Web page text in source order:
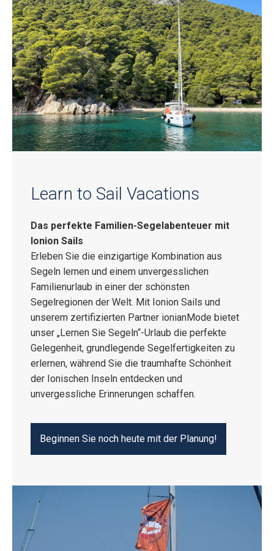
Learn to Sail Vacations
Das perfekte Familien-Segelabenteuer mit
Ionion Sails
Erleben Sie die einzigartige Kombination aus
Segeln lernen und einem unvergesslichen
Familienurlaub in einer der schönsten
Segelregionen der Welt. Mit Ionion Sails und
unserem zertifizierten Partner ionianMode bietet
unser „Lernen Sie Segeln“-Urlaub die perfekte
Gelegenheit, grundlegende Segelfertigkeiten zu
erlernen, während Sie die traumhafte Schönheit
der Ionischen Inseln entdecken und
unvergessliche Erinnerungen schaffen.
Beginnen Sie noch heute mit der Planung!